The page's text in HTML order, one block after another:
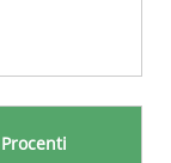
Procenti